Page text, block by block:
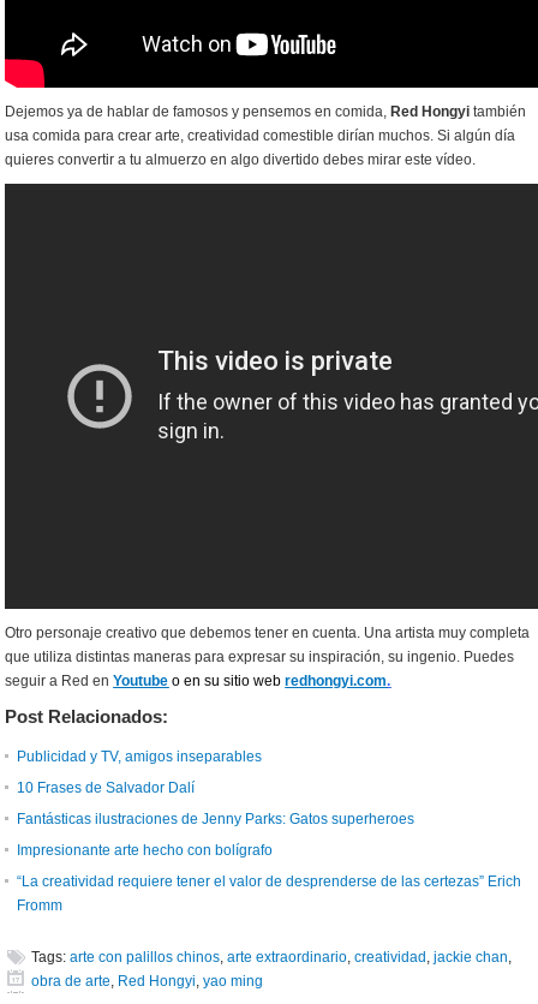
Dejemos ya de hablar de famosos y pensemos en comida,Red Hongyitambién
usa comida para crear arte, creatividad comestible dirían muchos. Si algún día
quieres convertir a tu almuerzo en algo divertido debes mirar este vídeo.
Otro personaje creativo que debemos tener en cuenta. Una artista muy completa
que utiliza distintas maneras para expresar su inspiración, su ingenio. Puedes
seguir a Red enYoutube o en su sitio webredhongyi.com.
Post Relacionados:
Publicidad y TV, amigos inseparables
10 Frases de Salvador Dalí
Fantásticas ilustraciones de Jenny Parks: Gatos superheroes
Impresionante arte hecho con bolígrafo
“La creatividad requiere tener el valor de desprenderse de las certezas” Erich
Fromm
Tags: arte con palillos chinos ,arte extraordinario ,creatividad ,jackie chan
obra de arte Red Hongyi ,yao ming